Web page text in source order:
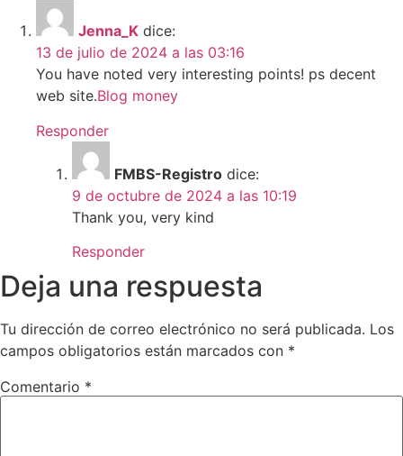
Jenna_K dice:
13 de julio de 2024 a las 03:16
You have noted very interesting points! ps decent
web site.Blog money
Responder
FMBS-Registro dice:
9 de octubre de 2024 a las 10:19
Thank you, very kind
Responder
Deja una respuesta
Tu dirección de correo electrónico no será publicada. Los
campos obligatorios están marcados con *
Comentario *